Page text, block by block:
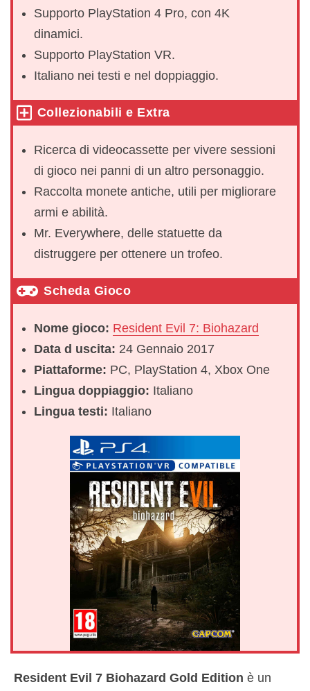
Supporto PlayStation 4 Pro, con 4K
dinamici.
Supporto PlayStation VR.
Italiano nei testi e nel doppiaggio.
Collezionabili e Extra
Ricerca di videocassette per vivere sessioni
di gioco nei panni di un altro personaggio.
Raccolta monete antiche, utili per migliorare
armi e abilità.
Mr. Everywhere, delle statuette da
distruggere per ottenere un trofeo.
Scheda Gioco
Nome gioco: Resident Evil 7: Biohazard
Data d uscita: 24 Gennaio 2017
Piattaforme: PC, PlayStation 4, Xbox One
Lingua doppiaggio: Italiano
Lingua testi: Italiano
Resident Evil 7 Biohazard Gold Edition è un